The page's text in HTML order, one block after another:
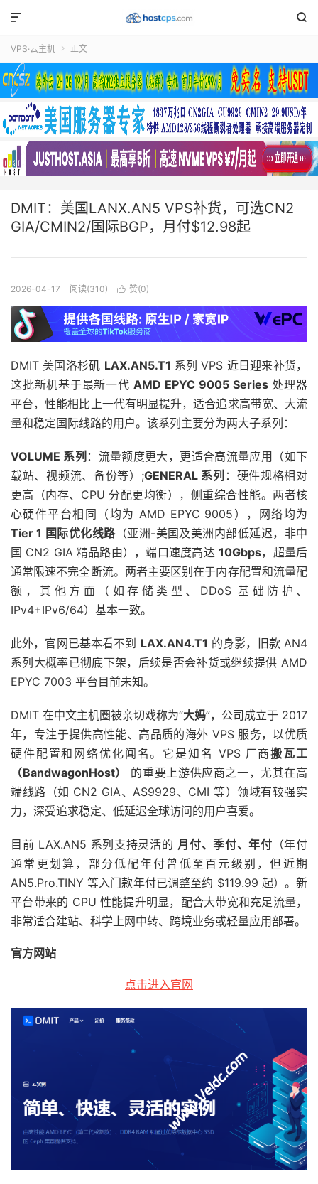


VPS·云主机  正文
DMIT：美国LANX.AN5 VPS补货，可选CN2
GIA/CMIN2/国际BGP，月付$12.98起
2026-04-17 阅读(310)  赞(0)
DMIT 美国洛杉矶 LAX.AN5.T1 系列 VPS 近日迎来补货，
这批新机基于最新一代AMD EPYC 9005 Series处理器
平台，性能相比上一代有明显提升，适合追求高带宽、大流
量和稳定国际线路的用户。该系列主要分为两大子系列：
VOLUME 系列 ：流量额度更大，更适合高流量应用（如下
载站、视频流、备份等）;GENERAL 系列 ：硬件规格相对
更高（内存、CPU 分配更均衡），侧重综合性能。两者核
心硬件平台相同（均为 AMD EPYC 9005），网络均为
Tier 1 国际优化线路（亚洲-美国及美洲内部低延迟，非中
国 CN2 GIA 精品路由），端口速度高达10Gbps，超量后
通常限速不完全断流。两者主要区别在于内存配置和流量配
额，其他方面（如存储类型、DDoS 基础防护、
IPv4+IPv6/64）基本一致。
此外，官网已基本看不到 LAX.AN4.T1 的身影，旧款 AN4
系列大概率已彻底下架，后续是否会补货或继续提供 AMD
EPYC 7003 平台目前未知。
DMIT 在中文主机圈被亲切戏称为“大妈”，公司成立于 2017
年，专注于提供高性能、高品质的海外 VPS 服务，以优质
硬件配置和网络优化闻名。它是知名 VPS 厂商搬瓦工
（BandwagonHost）
的重要上游供应商之一，尤其在高
端线路（如 CN2 GIA、AS9929、CMI 等）领域有较强实
力，深受追求稳定、低延迟全球访问的用户喜爱。
目前 LAX.AN5 系列支持灵活的 月付、季付、年付 （年付
通常更划算，部分低配年付曾低至百元级别，但近期
AN5.Pro.TINY 等入门款年付已调整至约 $119.99 起）。新
平台带来的 CPU 性能提升明显，配合大带宽和充足流量，
非常适合建站、科学上网中转、跨境业务或轻量应用部署。
官方网站
点击进入官网